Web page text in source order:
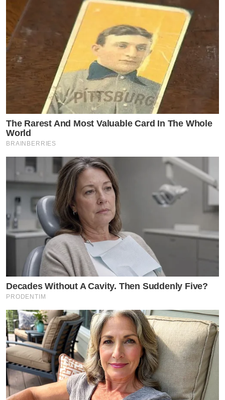
The Rarest And Most Valuable Card In The Whole
World
BRAINBERRIES
Decades Without A Cavity. Then Suddenly Five?
PRODENTIM